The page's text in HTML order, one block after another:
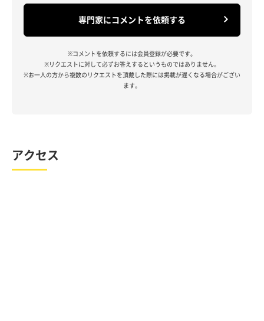
専門家にコメントを依頼する
※コメントを依頼するには会員登録が必要です。
※リクエストに対して必ずお答えするというものではありません。
※お一人の方から複数のリクエストを頂戴した際には掲載が遅くなる場合がござい
ます。
アクセス